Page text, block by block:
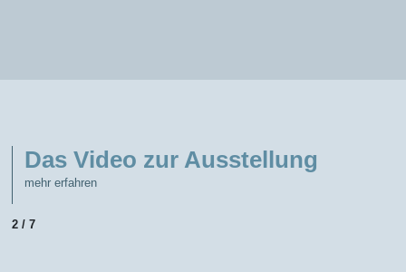
Das Video zur Ausstellung
mehr erfahren
2 / 7